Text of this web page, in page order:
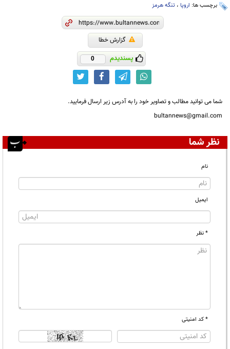
برچسب ها: اروپا ، تنگه هرمز
گزارش خطا
پسندیدم 0
شما می توانید مطالب و تصاویر خود را به آدرس زیر ارسال فرمایید.
bultannews@gmail.com
نظر شما
نام
ایمیل
* نظر
* کد امنیتی